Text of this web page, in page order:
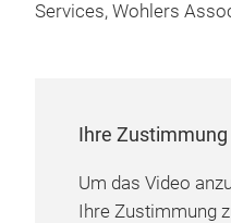
Services, Wohlers
Ihre
Um das Video
Ihre Zustimmung